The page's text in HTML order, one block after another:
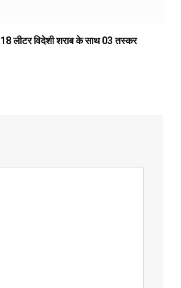
18 लीटर विदेशी शराब के साथ 03 तस्कर